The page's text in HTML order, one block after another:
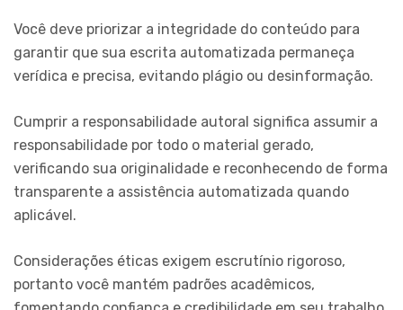
Você deve priorizar a integridade do conteúdo para
garantir que sua escrita automatizada permaneça
verídica e precisa, evitando plágio ou desinformação.
Cumprir a responsabilidade autoral significa assumir a
responsabilidade por todo o material gerado,
verificando sua originalidade e reconhecendo de forma
transparente a assistência automatizada quando
aplicável.
Considerações éticas exigem escrutínio rigoroso,
portanto você mantém padrões acadêmicos,